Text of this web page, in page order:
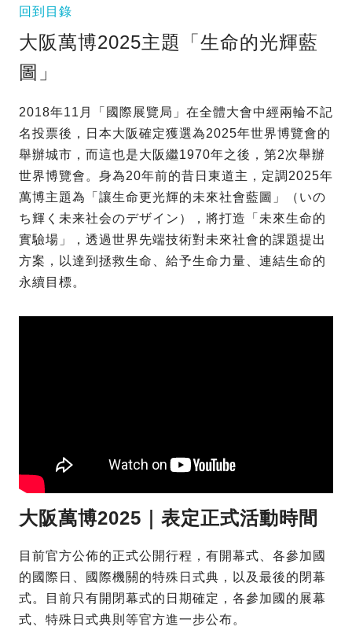
回到目錄
大阪萬博2025主題「生命的光輝藍
圖」
2018年11月「國際展覽局」在全體大會中經兩輪不記
名投票後，日本大阪確定獲選為2025年世界博覽會的
舉辦城市，而這也是大阪繼1970年之後，第2次舉辦
世界博覽會。身為20年前的昔日東道主，定調2025年
萬博主題為「讓生命更光輝的未來社會藍圖」（いの
ち輝く未来社会のデザイン），將打造「未來生命的
實驗場」，透過世界先端技術對未來社會的課題提出
方案，以達到拯救生命、給予生命力量、連結生命的
永續目標。
大阪萬博2025｜表定正式活動時間
目前官方公佈的正式公開行程，有開幕式、各參加國
的國際日、國際機關的特殊日式典，以及最後的閉幕
式。目前只有開閉幕式的日期確定，各參加國的展幕
式、特殊日式典則等官方進一步公布。